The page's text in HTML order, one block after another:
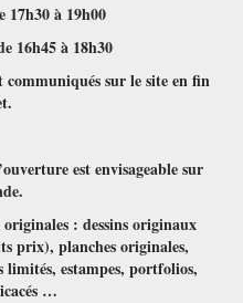
17h30 à 19h00
16h45 à 18h30
sur le site en fin
est envisageable sur
originales : dessins originaux
prix), planches originales,
limités, estampes, portfolios,
…